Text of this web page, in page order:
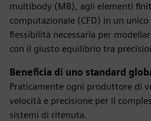
multibody (MB), agli elementi
computazionale (CFD) in un
flessibilità necessaria per
con il giusto equilibrio tra
Beneficia di uno standard
Praticamente ogni produttore di
velocità e precisione per il
sistemi di ritenuta.